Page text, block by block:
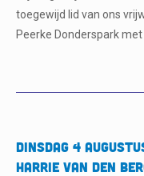
toegewijd lid van ons
Peerke Donderspark
Dinsdag 4
Harrie van den